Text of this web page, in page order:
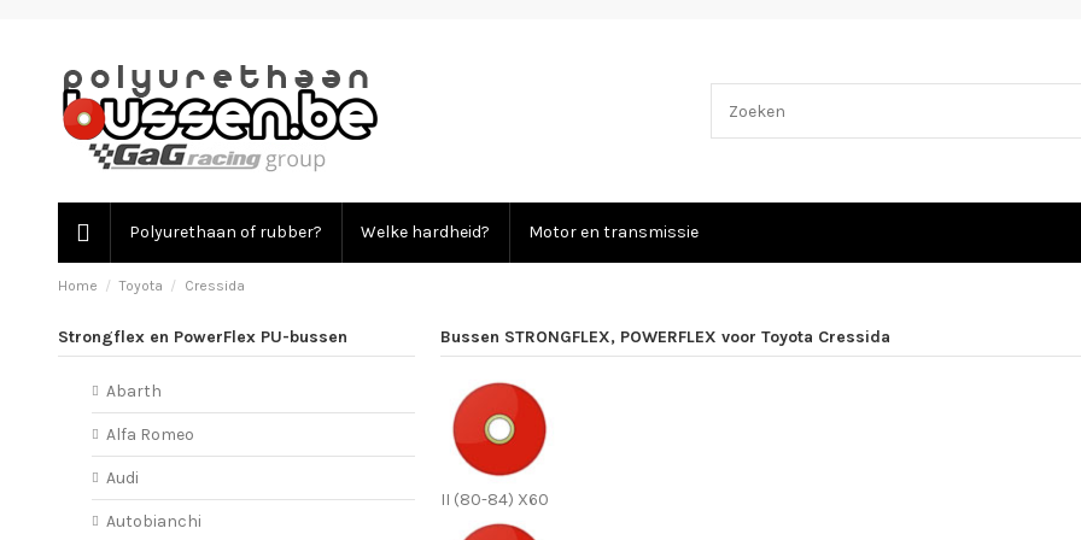
Polyurethaan of rubber? Welke hardheid? Motor en transmissie
Home Toyota Cressida
Bussen STRONGFLEX, POWERFLEX voor Toyota Cressida
II (80-84) X60
Strongflex en PowerFlex PU-bussen
Abarth
Alfa Romeo
Audi
Autobianchi